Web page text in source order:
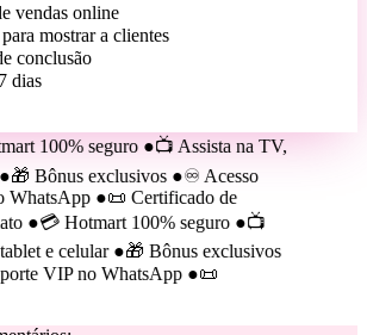
vendas online
mostrar a clientes
conclusão
dias
100% seguro ● 📺 Assista na TV,
🎁 Bônus exclusivos ● ♾️ Acesso
● 📜 Certificado de
● 💳 Hotmart 100% seguro ● 📺
e celular ● 🎁 Bônus exclusivos
VIP no WhatsApp ● 📜